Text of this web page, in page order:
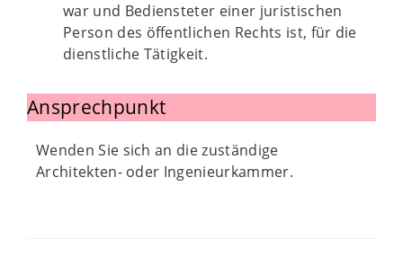
war und Bediensteter einer juristischen
Person des öffentlichen Rechts ist, für die
dienstliche Tätigkeit.
Ansprechpunkt
Wenden Sie sich an die zuständige
Architekten- oder Ingenieurkammer.